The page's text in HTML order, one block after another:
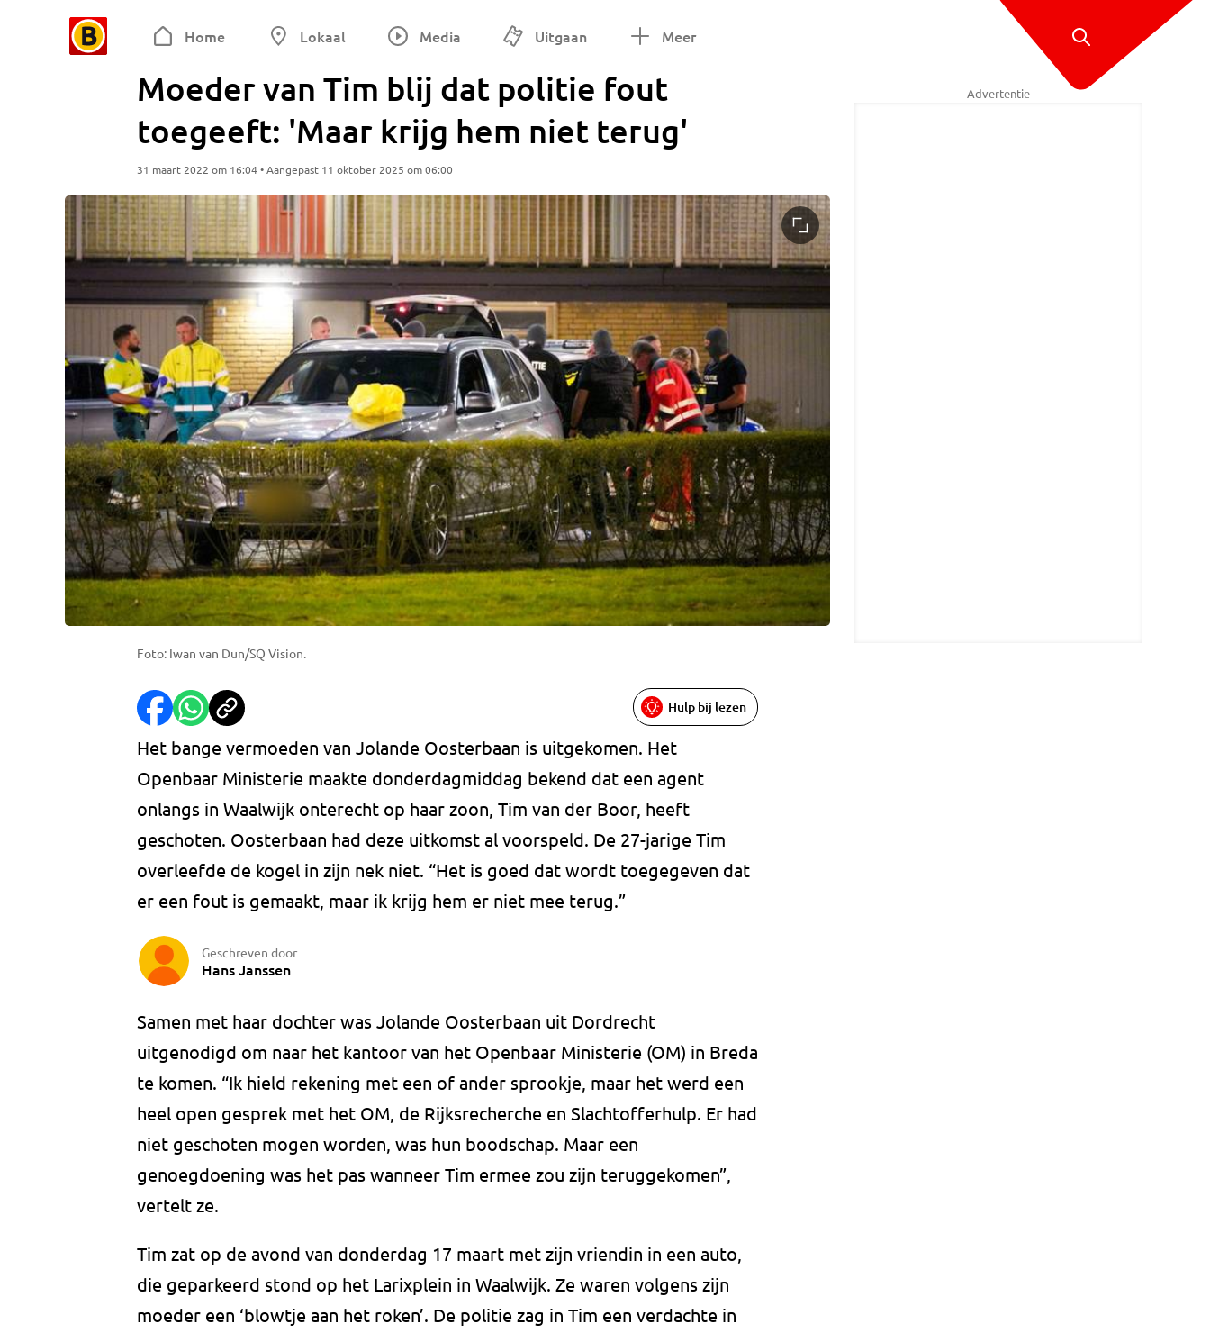
Home Lokaal Media Uitgaan Meer
Moeder van Tim blij dat politie fout
toegeeft: 'Maar krijg hem niet terug'
31 maart 2022 om 16:04 • Aangepast 11 oktober 2025 om 06:00
Foto: Iwan van Dun/SQ Vision.
Hulp bij lezen
Het bange vermoeden van Jolande Oosterbaan is uitgekomen. Het
Openbaar Ministerie maakte donderdagmiddag bekend dat een agent
onlangs in Waalwijk onterecht op haar zoon, Tim van der Boor, heeft
geschoten. Oosterbaan had deze uitkomst al voorspeld. De 27-jarige Tim
overleefde de kogel in zijn nek niet. “Het is goed dat wordt toegegeven dat
er een fout is gemaakt, maar ik krijg hem er niet mee terug.”
Geschreven door
Hans Janssen
Samen met haar dochter was Jolande Oosterbaan uit Dordrecht
uitgenodigd om naar het kantoor van het Openbaar Ministerie (OM) in Breda
te komen. “Ik hield rekening met een of ander sprookje, maar het werd een
heel open gesprek met het OM, de Rijksrecherche en Slachtofferhulp. Er had
niet geschoten mogen worden, was hun boodschap. Maar een
genoegdoening was het pas wanneer Tim ermee zou zijn teruggekomen”,
vertelt ze.
Tim zat op de avond van donderdag 17 maart met zijn vriendin in een auto,
die geparkeerd stond op het Larixplein in Waalwijk. Ze waren volgens zijn
moeder een ‘blowtje aan het roken’. De politie zag in Tim een verdachte in
Advertentie